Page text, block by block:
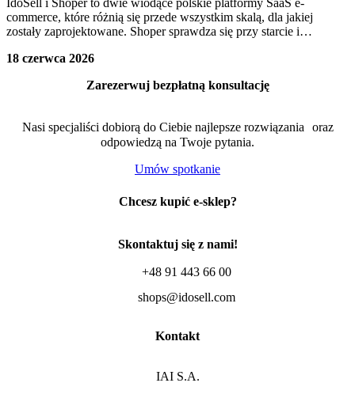
IdoSell i Shoper to dwie wiodące polskie platformy SaaS e-
commerce, które różnią się przede wszystkim skalą, dla jakiej
zostały zaprojektowane. Shoper sprawdza się przy starcie i
nieograniczoną liczbę zamówień, pełny moduł
czyli funkcje, których Shoper nie zapewnia w standardzie.
18 czerwca 2026
Zarezerwuj bezpłatną konsultację
Nasi specjaliści dobiorą do Ciebie najlepsze rozwiązania oraz
odpowiedzą na Twoje pytania.
Umów spotkanie
Chcesz kupić e-sklep?
Skontaktuj się z nami!
+48 91 443 66 00
shops@idosell.com
Kontakt
IAI S.A.